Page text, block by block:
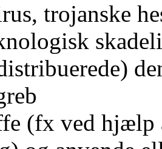
trojanske
(fx ved hjælp